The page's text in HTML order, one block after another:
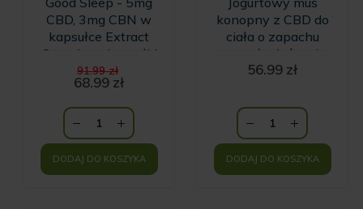
CBD, 3mg CBN w
kapsułce Extract
Complex - kapsułki
na sen - 60
kapsułek KRÓTKI
TERMIN
WAŻNOŚCI
91.99zł
cena
91.99 zł.
68.99 zł
cena
wynosi:
68.99 zł.
DODAJ DO KOSZYKA
konopny z CBD do
ciała o zapachu
owoców leśnych
56.99 zł
DODAJ DO KOSZYKA